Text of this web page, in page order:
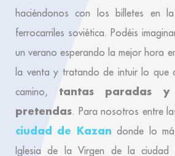
haciéndonos con los billetes en
ferrocarriles soviética. Podéis
un verano esperando la mejor hora
la venta y tratando de intuir lo que
camino, tantas paradas y
pretendas. Para nosotros entre
ciudad de Kazan donde lo
Iglesia de la Virgen de la ciudad